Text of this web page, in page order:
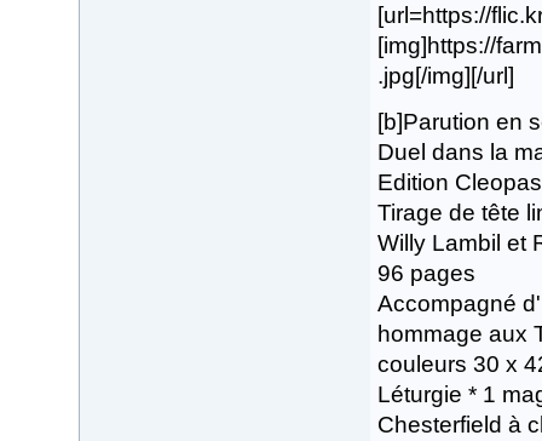
[url=https://
[img]https://
.jpg[/img][/url]
[b]Parution en
Duel dans la
Edition Cleopas
Tirage de tête
Willy Lambil et
96 pages
Accompagné
hommage aux
couleurs 30 x
Léturgie * 1
Chesterfield à